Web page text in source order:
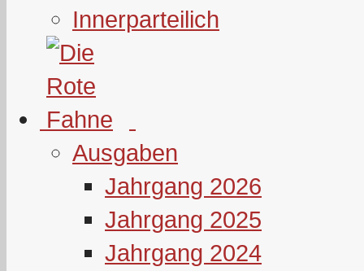
Innerparteilich
Ausgaben
Jahrgang 2026
Jahrgang 2025
Jahrgang 2024